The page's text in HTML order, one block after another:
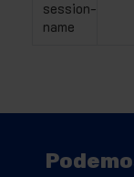
session-
name